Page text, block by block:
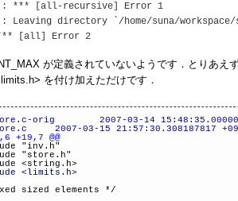
*** [all-recursive] Error 1
Leaving directory `/home/suna/
*** [all] Error 2
が定義されていないようです．とりあえ
を付け加えただけです．
orig 2007-03-14
2007-03-15 21:57:30.308187817
+19,7 @@
"inv.h"
"store.h"
<string.h>
<limits.h>
sized elements */